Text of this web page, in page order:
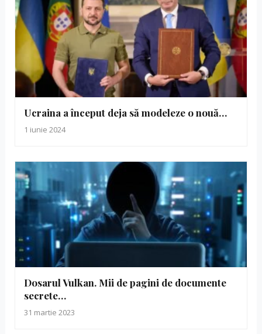
Ucraina a început deja să modeleze o nouă…
1 iunie 2024
Dosarul Vulkan. Mii de pagini de documente
secrete…
31 martie 2023